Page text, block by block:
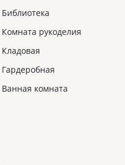
Библиотека
Комната рукоделия
Кладовая
Гардеробная
Ванная комната